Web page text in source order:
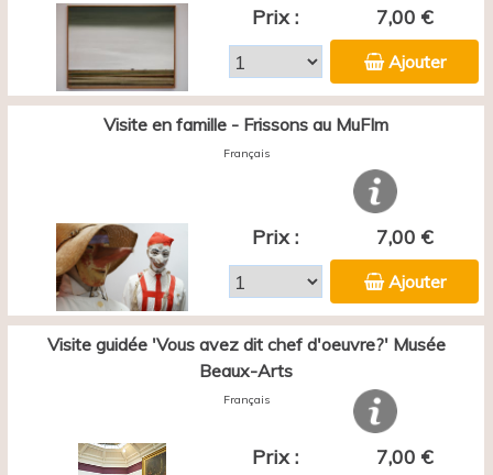
Prix : 7,00 €
Ajouter
Visite en famille - Frissons au MuFIm
Français
Prix : 7,00 €
Ajouter
Visite guidée 'Vous avez dit chef d'oeuvre?' Musée
Beaux-Arts
Français
Prix : 7,00 €